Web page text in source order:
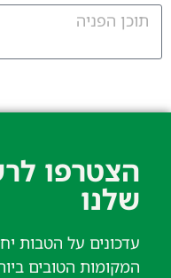
הצטרפו
שלנו​
עדכונים על הטבות
המקומות הטובים